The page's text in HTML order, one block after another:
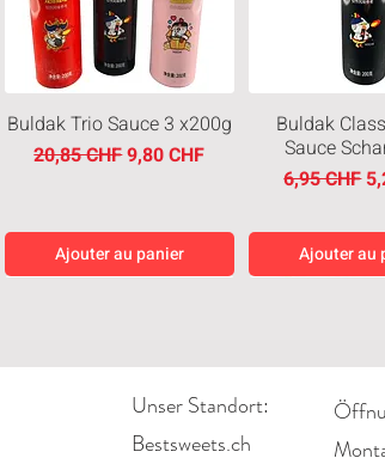
Buldak Trio Sauce 3 x200g
Prix original
20,85 CHFPrix promotionnel
9,80 CHF
Ajouter au panier
Buldak
Sauce
Prix original
6,95 CHF
Ajouter au
Unser Standort:
Bestsweets.ch